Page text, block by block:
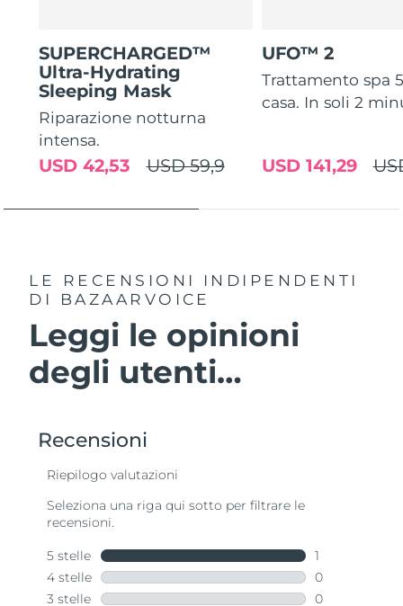
SUPERCHARGED™
Ultra-Hydrating
Sleeping Mask
Riparazione notturna
intensa.
USD 59,9
USD 42,53
UFO™ 2
Trattamento spa
casa. In soli 2
USD 141,29
LE RECENSIONI INDIPENDENTI
DI BAZAARVOICE
Leggi le opinioni
degli utenti…